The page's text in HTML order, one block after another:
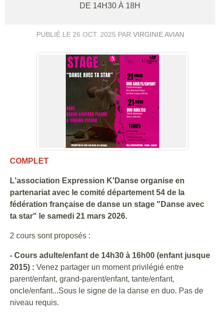
DE 14H30 À 18H
PUBLIÉ LE 26 OCT. 2025 PAR VIRGINIE AVIAN
COMPLET
L'association Expression K'Danse organise en
partenariat avec le comité département 54 de la
fédération française de danse un stage "Danse avec
ta star" le samedi 21 mars 2026.
2 cours sont proposés :
- Cours adulte/enfant de 14h30 à 16h00 (enfant jusque
2015) : Venez partager un moment privilégié entre
parent/enfant, grand-parent/enfant, tante/enfant,
oncle/enfant...Sous le signe de la danse en duo. Pas de
niveau requis.